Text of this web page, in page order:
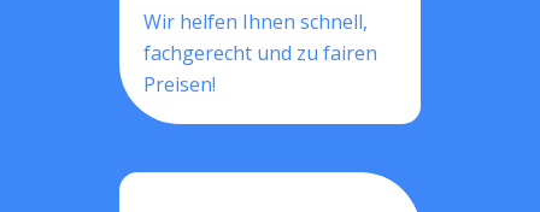
Wir helfen Ihnen schnell,
fachgerecht und zu fairen
Preisen!